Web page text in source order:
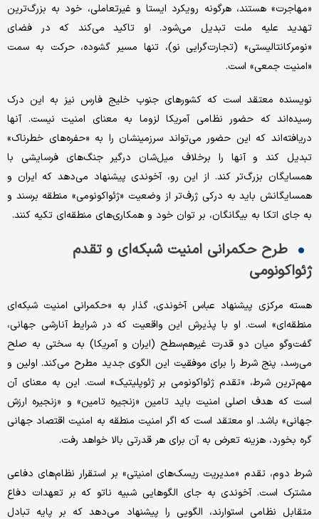
«مهاجرت» هستند، هرگونه رویکرد ایستا و غیرتعاملی، خود به بزرگ‌ترین
تهدید علیه ملت تبدیل می‌شود. او تاکید می‌کند که در فضای
«نومرکانتالیستی» (تجارت‌گرایی نو)، تنها مسیر گشوده، حرکت به سمت
«امنیت جمعی» است.
نویسنده معتقد است که کشورهای جنوب خلیج فارس نیز به این درک
رسیده‌اند که حضور نظامی آمریکا لزوما به معنای امنیت نیست. آنها
دریافته‌اند که این حضور می‌تواند سرزمینشان را به «حفره‌های خطرناک»
تبدیل کند و آنها را برخلاف میل‌شان درگیر جنگ‌های فرسایشی با
همسایگان بزرگ‌تر کند. از این رو، آخوندی پیشنهاد می‌دهد که ایران و
همسایگانش باید به درکی ژرف‌تر از وضعیت «ژئواکونومی» منطقه برسند و
به جای اتکا به بیگانگان، بر توان خود و همکاری‌های منطقه‌ای تکیه کنند.
طرح حکمرانی امنیت شبکه‌ای و تقدم
ژئواکونومی
هسته مرکزی پیشنهاد عباس آخوندی، گذار به «حکمرانی امنیت شبکه‌ای
منطقه‌ای» است. او با پذیرش این واقعیت که در شرایط آنارشی جهانی،
گفت‌وگو میان دو قدرت غیرهم‌سطح (ایران و آمریکا) به سختی به صلح
می‌رسد، پنج شرط را برای موفقیت این الگوی جدید مطرح می‌کند. اولین و
مهم‌ترین شرط، «تقدم ژئواکونومی بر ژئوپلیتیک» است. این به معنای آن
است که هدف اصلی امنیت باید تامین «زنجیره تامین» و «زنجیره ارزش
جهانی» باشد. او معتقد است که اگر امنیت منطقه به امنیت اقتصاد جهانی
گره بخورد، هزینه تعرض به آن برای هر قدرتی بالا خواهد رفت.
شرط دوم، تقدم «مدیریت ریسک‌های امنیتی» بر استقرار نظام‌های دفاعی
مشترک است. آخوندی به جای الگوهایی شبیه ناتو که بر تعهدات دفاع
متقابل نظامی استوارند، الگویی را پیشنهاد می‌دهد که بر پایه تبادل